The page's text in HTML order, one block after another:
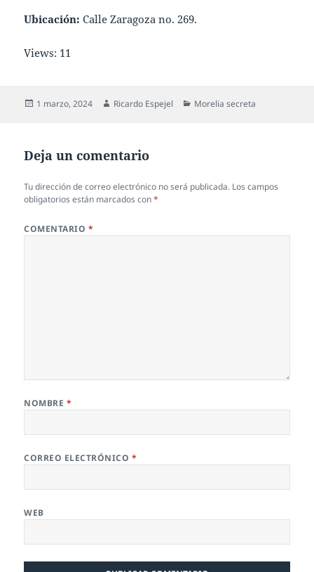
Ubicación: Calle Zaragoza no. 269.
Views: 11
Publicado
1 marzo, 2024 Autor
Ricardo Espejel Categorías
Morelia secreta
Deja un comentario
Tu dirección de correo electrónico no será publicada. Los campos
obligatorios están marcados con*
COMENTARIO *
NOMBRE *
CORREO ELECTRÓNICO *
WEB